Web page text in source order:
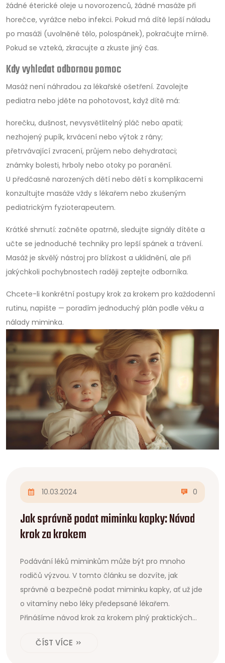
žádné éterické oleje u novorozenců, žádné masáže při
horečce, vyrážce nebo infekci. Pokud má dítě lepší náladu
po masáži (uvolněné tělo, polospánek), pokračujte mírně.
Pokud se vzteká, zkracujte a zkuste jiný čas.
Kdy vyhledat odbornou pomoc
Masáž není náhradou za lékařské ošetření. Zavolejte
pediatra nebo jděte na pohotovost, když dítě má:
horečku, dušnost, nevysvětlitelný pláč nebo apatii;
nezhojený pupík, krvácení nebo výtok z rány;
přetrvávající zvracení, průjem nebo dehydrataci;
známky bolesti, hrboly nebo otoky po poranění.
U předčasně narozených dětí nebo dětí s komplikacemi
konzultujte masáže vždy s lékařem nebo zkušeným
pediatrickým fyzioterapeutem.
Krátké shrnutí: začněte opatrně, sledujte signály dítěte a
učte se jednoduché techniky pro lepší spánek a trávení.
Masáž je skvělý nástroj pro blízkost a uklidnění, ale při
jakýchkoli pochybnostech raději zeptejte odborníka.
Chcete-li konkrétní postupy krok za krokem pro každodenní
rutinu, napište — poradím jednoduchý plán podle věku a
nálady miminka.
10.03.2024 0
Jak správně podat miminku kapky: Návod
krok za krokem
Podávání léků miminkům může být pro mnoho
rodičů výzvou. V tomto článku se dozvíte, jak
správně a bezpečně podat miminku kapky, ať už jde
o vitamíny nebo léky předepsané lékařem.
Přinášíme návod krok za krokem plný praktických
snadnější a efektivnější podávání kapek vašim
ČÍST VÍCE